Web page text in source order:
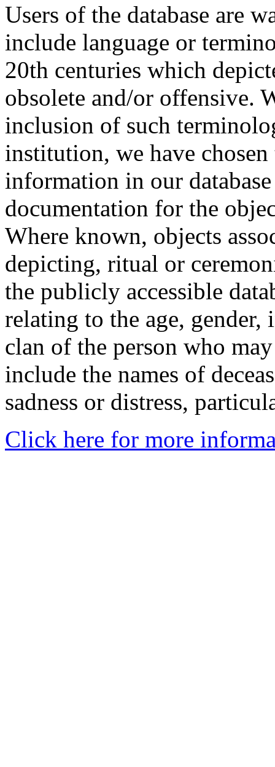
Users of the database are
include language or
20th centuries which
obsolete and/or offensive.
inclusion of such
institution, we have
information in our
documentation for the
Where known, objects
depicting, ritual or
the publicly accessible
relating to the age,
clan of the person who
include the names of
sadness or distress,
Click here for more